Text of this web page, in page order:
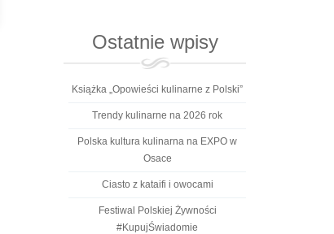
Ostatnie wpisy
Książka „Opowieści kulinarne z Polski”
Trendy kulinarne na 2026 rok
Polska kultura kulinarna na EXPO w
Osace
Ciasto z kataifi i owocami
Festiwal Polskiej Żywności
#KupujŚwiadomie